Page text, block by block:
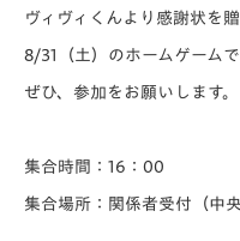
ヴィヴィくんより感謝状を
8/31（土）のホームゲーム
ぜひ、参加をお願いします。
集合時間：16：00
集合場所：関係者受付（中